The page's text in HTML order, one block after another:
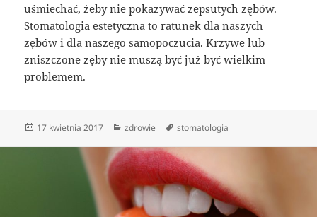
uśmiechać, żeby nie pokazywać zepsutych zębów.
Stomatologia estetyczna to ratunek dla naszych
zębów i dla naszego samopoczucia. Krzywe lub
zniszczone zęby nie muszą być już być wielkim
problemem.
Data
17 kwietnia 2017 Kategorie
zdrowie Tagi
stomatologia